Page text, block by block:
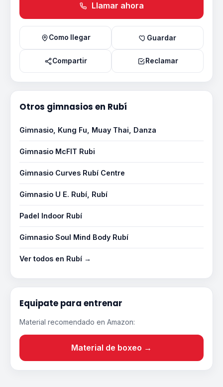
Llamar ahora
Como llegar Guardar
Compartir Reclamar
Otros gimnasios en Rubí
Gimnasio, Kung Fu, Muay Thai, Danza
Gimnasio McFIT Rubi
Gimnasio Curves Rubí Centre
Gimnasio U E. Rubí, Rubí
Padel Indoor Rubí
Gimnasio Soul Mind Body Rubí
Ver todos en Rubí →
Equipate para entrenar
Material recomendado en Amazon:
Material de boxeo →